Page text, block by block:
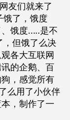
友们就来了
饿了，饿度
饿度…..是不
，但饿了么决
各大互联网
的企鹅、百
，感觉所有
么用了小伙伴
，制作了一